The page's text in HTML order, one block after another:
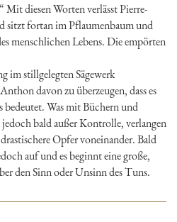
diesen Worten verlässt Pierre-
sitzt fortan im Pflaumenbaum und
menschlichen Lebens. Die empörten
im stillgelegten Sägewerk
davon zu überzeugen, dass es
bedeutet. Was mit Büchern und
bald außer Kontrolle, verlangen
Opfer voneinander. Bald
auf und es beginnt eine große,
den Sinn oder Unsinn des Tuns.